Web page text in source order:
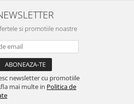
si promotiile noastre
newsletter cu promotiile
mai multe in Politica de